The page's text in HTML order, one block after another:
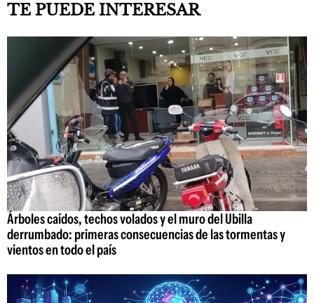
TE PUEDE INTERESAR
Árboles caídos, techos volados y el muro del Ubilla
derrumbado: primeras consecuencias de las tormentas y
vientos en todo el país